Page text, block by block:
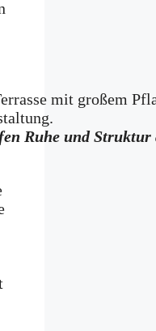
Ruhe und Struktur